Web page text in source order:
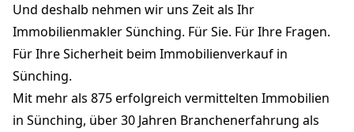
Und deshalb nehmen wir uns Zeit als Ihr
Immobilienmakler Sünching. Für Sie. Für Ihre Fragen.
Für Ihre Sicherheit beim Immobilienverkauf in
Sünching.
Mit mehr als 875 erfolgreich vermittelten Immobilien
in Sünching, über 30 Jahren Branchenerfahrung als